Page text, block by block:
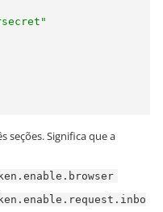
seções. Significa que a